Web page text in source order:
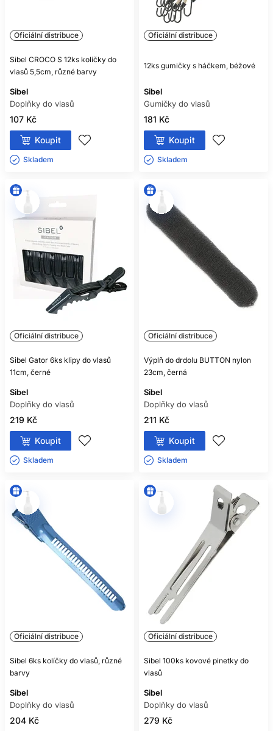
Oficiální distribuce
Sibel CROCO S 12ks kolíčky do
vlasů 5,5cm, různé barvy
Sibel
Doplňky do vlasů
107 Kč
Koupit
Skladem ㅤ
Oficiální distribuce
12ks gumičky s háčkem, béžové
Sibel
Gumičky do vlasů
181 Kč
Koupit
Skladem ㅤ
Oficiální distribuce
Sibel Gator 6ks klipy do vlasů
11cm, černé
Sibel
Doplňky do vlasů
219 Kč
Koupit
Skladem ㅤ
Oficiální distribuce
Výplň do drdolu BUTTON nylon
23cm, černá
Sibel
Doplňky do vlasů
211 Kč
Koupit
Skladem ㅤ
Oficiální distribuce
Sibel 6ks kolíčky do vlasů, různé
barvy
Sibel
Doplňky do vlasů
204 Kč
Oficiální distribuce
Sibel 100ks kovové pinetky do
vlasů
Sibel
Doplňky do vlasů
279 Kč